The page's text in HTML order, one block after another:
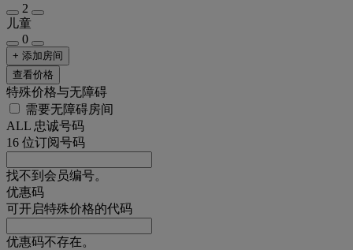
2
儿童
0
+ 添加房间
查看价格
特殊价格与无障碍
需要无障碍房间
ALL 忠诚号码
16 位订阅号码
找不到会员编号。
优惠码
可开启特殊价格的代码
优惠码不存在。